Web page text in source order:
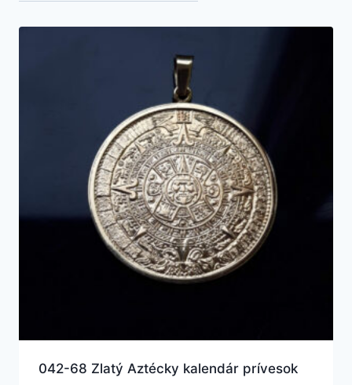
042-68 Zlatý Aztécky kalendár prívesok